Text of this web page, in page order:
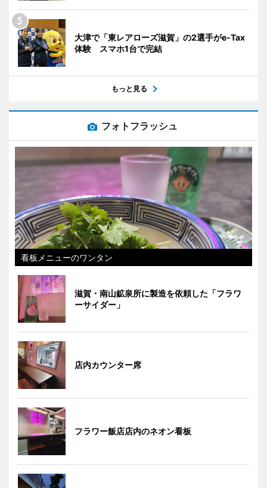
大津で「東レアローズ滋賀」の2選手がe-Tax
体験 スマホ1台で完結
もっと見る
フォトフラッシュ
看板メニューのワンタン
滋賀・南山鉱泉所に製造を依頼した「フラワ
ーサイダー」
店内カウンター席
フラワー飯店店内のネオン看板